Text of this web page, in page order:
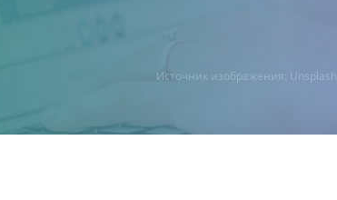
Источник изображения: Unsplash